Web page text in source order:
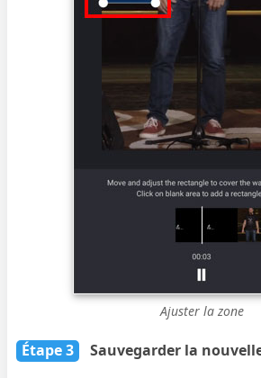
Ajuster la zone
Étape 3 Sauvegarder la